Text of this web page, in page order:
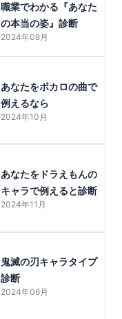
職業でわかる『あなた
の本当の姿』診断
2024年08月
あなたをボカロの曲で
例えるなら
2024年10月
あなたをドラえもんの
キャラで例えると診断
2024年11月
鬼滅の刃キャラタイプ
診断
2024年06月